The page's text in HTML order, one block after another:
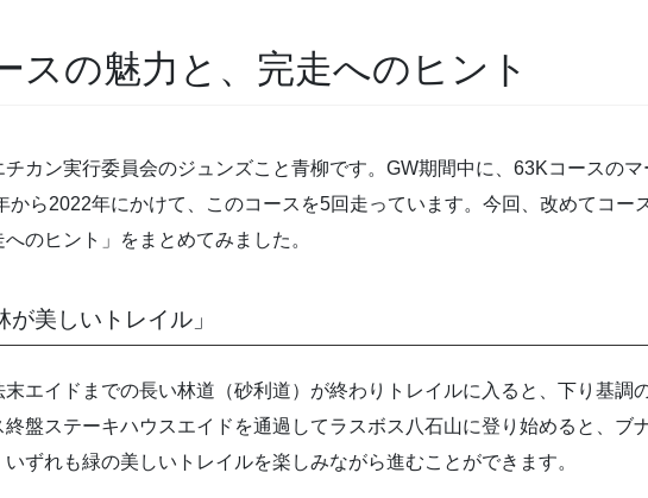
スの魅力と、完走へのヒント
カン実行委員会のジュンズこと青柳です。GW期間中に、63Kコースの
ら2022年にかけて、このコースを5回走っています。今回、改めてコー
のヒント」をまとめてみました。
美しいトレイル」
エイドまでの長い林道（砂利道）が終わりトレイルに入ると、下り基調
盤ステーキハウスエイドを通過してラスボス八石山に登り始めると、ブ
ずれも緑の美しいトレイルを楽しみながら進むことができます。